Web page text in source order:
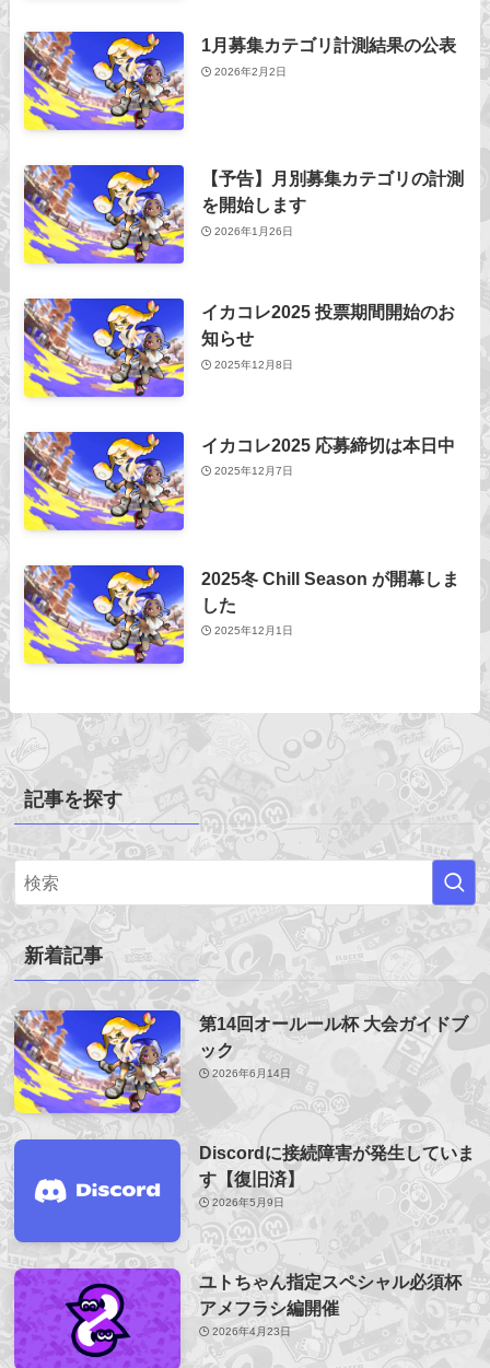
1月募集カテゴリ計測結果の公表
2026年2月2日
【予告】月別募集カテゴリの計測
を開始します
2026年1月26日
イカコレ2025 投票期間開始のお
知らせ
2025年12月8日
イカコレ2025 応募締切は本日中
2025年12月7日
2025冬 Chill Season が開幕しま
した
2025年12月1日
記事を探す
新着記事
第14回オールール杯 大会ガイドブ
ック
2026年6月14日
Discordに接続障害が発生していま
す【復旧済】
2026年5月9日
ユトちゃん指定スペシャル必須杯
アメフラシ編開催
2026年4月23日